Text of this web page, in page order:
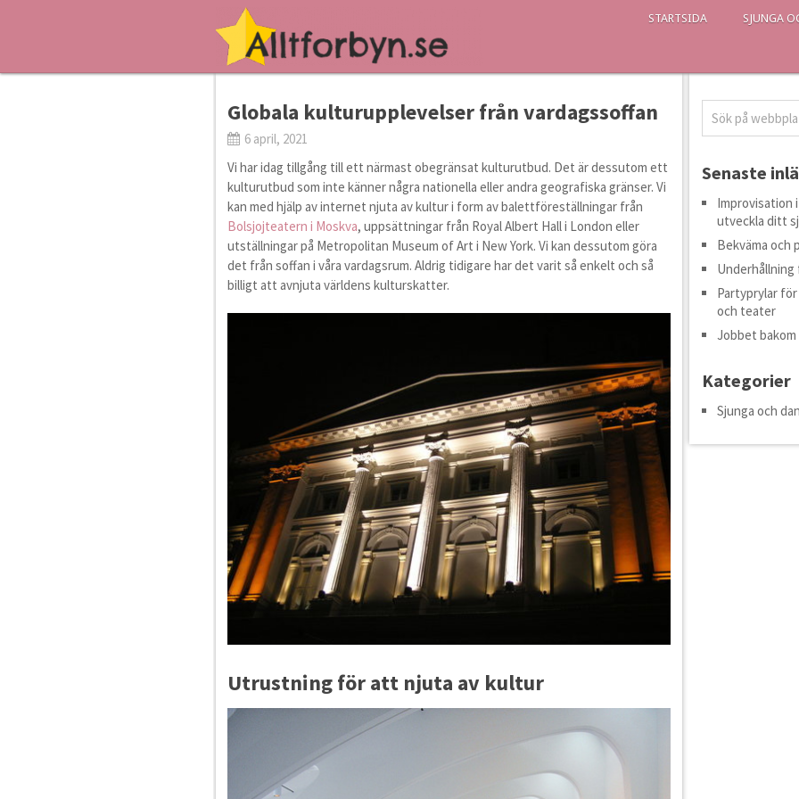
STARTSIDA SJUNGA
Globala kulturupplevelser från vardagssoffan
6 april, 2021
Vi har idag tillgång till ett närmast obegränsat kulturutbud. Det är dessutom ett
kulturutbud som inte känner några nationella eller andra geografiska gränser. Vi
kan med hjälp av internet njuta av kultur i form av balettföreställningar från
Bolsjojteatern i Moskva, uppsättningar från Royal Albert Hall i London eller
utställningar på Metropolitan Museum of Art i New York. Vi kan dessutom göra
det från soffan i våra vardagsrum. Aldrig tidigare har det varit så enkelt och så
billigt att avnjuta världens kulturskatter.
Utrustning för att njuta av kultur
Senaste
Improvisation
utveckla ditt
Bekväma och
Partyprylar
och teater
Jobbet
Kategorier
Sjunga och